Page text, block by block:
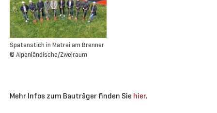
Spatenstich in Matrei am Brenner
© Alpenländische/Zweiraum
Mehr Infos zum Bauträger finden Sie hier.